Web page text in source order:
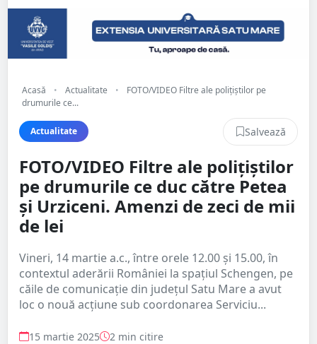
Acasă • Actualitate •
FOTO/VIDEO Filtre ale polițiștilor pe
drumurile ce...
Actualitate Salvează
FOTO/VIDEO Filtre ale polițiștilor
pe drumurile ce duc către Petea
și Urziceni. Amenzi de zeci de mii
de lei
Vineri, 14 martie a.c., între orele 12.00 și 15.00, în
contextul aderării României la spațiul Schengen, pe
căile de comunicație din județul Satu Mare a avut
loc o nouă acțiune sub coordonarea Serviciu...
15 martie 2025 2 min citire